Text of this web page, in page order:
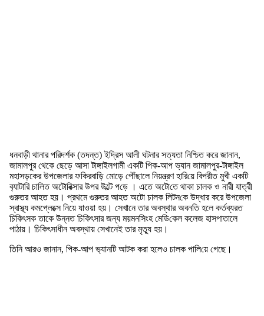
ধনবাড়ী থানার পরিদর্শক (তদন্ত) ইদ্রিস আলী ঘটনার সত্যতা নিশ্চিত করে জানান,
জামালপুর থেকে ছেড়ে আসা টাঙ্গাইলগামী এক‌টি পিক-আপ ভ‌্যা‌ন জামালপুর-টাঙ্গাইল
মহাসড়কের উপজেলার ফ‌কিরবা‌ড়ি মোড়ে পৌঁছালে নিয়ন্ত্রণ হা‌রি‌য়ে বিপরীত মুখী এক‌টি
ব‌্যাটা‌রি চা‌লিত অটোরিক্সার উপর উল্টে প‌ড়ে । এতে অটো‌তে থাকা চালক ও নারী যাত্রী
গুরুতর আহত হয়। প্রথমে গুরুতর আহত অটো চালক লিটন‌কে উদ্ধার করে উপজেলা
স্বাস্থ্য কমপ্লেক্সে নিয়ে যাওয়া হয়। সেখানে তার অবস্থার অবনতি হলে কর্তব্যরত
চিকিৎসক তাকে উন্নত চিকিৎসার জন্য ময়মন‌সিংহ মে‌ডি‌কেল কলেজ হাসপাতালে
পাঠায়। চি‌কিৎসাধীন অবস্থায় সেখানেই তার মৃত্যু হয়।
তিনি আরও জানান, পিক-আপ ভ‌্যান‌টি আটক করা হলেও চালক পা‌লি‌য়ে‌ গেছে।